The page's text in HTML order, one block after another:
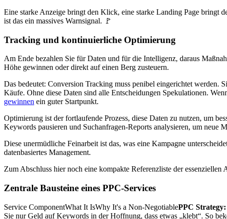
Eine starke Anzeige bringt den Klick, eine starke Landing Page bringt
ist das ein massives Warnsignal. 🚩
Tracking und kontinuierliche Optimierung
Am Ende bezahlen Sie für Daten und für die Intelligenz, daraus
Höhe gewinnen oder direkt auf einen Berg zusteuern.
Das bedeutet: Conversion Tracking muss penibel eingerichtet werden.
Käufe. Ohne diese Daten sind alle Entscheidungen Spekulationen.
gewinnen ein guter Startpunkt.
Optimierung ist der fortlaufende Prozess, diese Daten zu nutzen, um
Keywords pausieren und Suchanfragen-Reports analysieren, um neue
Diese unermüdliche Feinarbeit ist das, was eine Kampagne
datenbasiertes Management.
Zum Abschluss hier noch eine kompakte Referenzliste der
Zentrale Bausteine eines PPC-Services
Service ComponentWhat It IsWhy It's a Non-NegotiablePPC Strategy:
Sie nur Geld auf Keywords in der Hoffnung, dass etwas „klebt“. So